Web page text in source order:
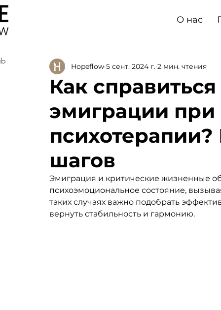
О нас
Как
эмиграции
шагов
Hopeflow 5 сент. 2024 г. 2 мин. чтения
Эмиграция и критические жизненные
психоэмоциональное состояние,
таких случаях важно подобрать
вернуть стабильность и гармонию.